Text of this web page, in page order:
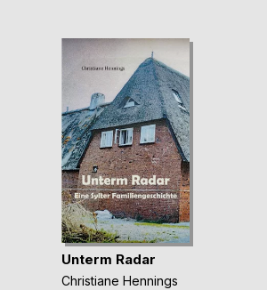
Unterm Radar
Christiane Hennings